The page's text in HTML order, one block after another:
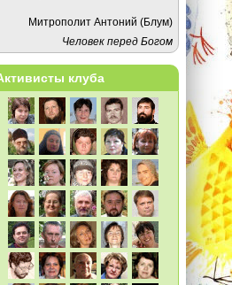
Митрополит Антоний (Блум)
Человек перед Богом
клуба